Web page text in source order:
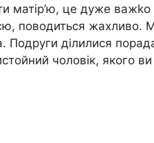
матір’ю, це дуже важkо
поводиться
ділилися
чоловік, якого